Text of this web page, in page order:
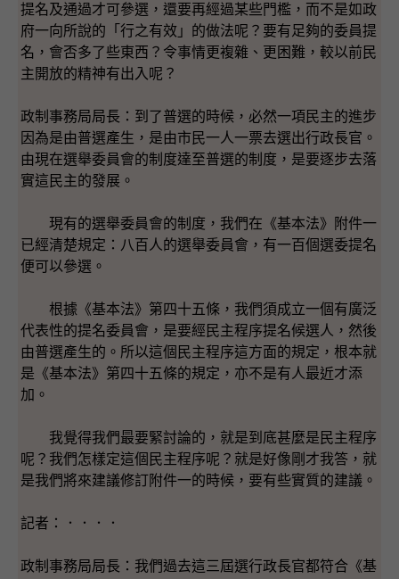
提名及通過才可參選，還要再經過某些門檻，而不是如政
府一向所說的「行之有效」的做法呢？要有足夠的委員提
名，會否多了些東西？令事情更複雜、更困難，較以前民
主開放的精神有出入呢？
政制事務局局長：到了普選的時候，必然一項民主的進步
因為是由普選產生，是由市民一人一票去選出行政長官。
由現在選舉委員會的制度達至普選的制度，是要逐步去落
實這民主的發展。
現有的選舉委員會的制度，我們在《基本法》附件一
已經清楚規定：八百人的選舉委員會，有一百個選委提名
便可以參選。
根據《基本法》第四十五條，我們須成立一個有廣泛
代表性的提名委員會，是要經民主程序提名候選人，然後
由普選產生的。所以這個民主程序這方面的規定，根本就
是《基本法》第四十五條的規定，亦不是有人最近才添
加。
我覺得我們最要緊討論的，就是到底甚麼是民主程序
呢？我們怎樣定這個民主程序呢？就是好像剛才我答，就
是我們將來建議修訂附件一的時候，要有些實質的建議。
記者：．．．．
政制事務局局長：我們過去這三屆選行政長官都符合《基